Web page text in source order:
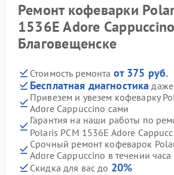
Ремонт кофеварки
1536E Adore
Благовещенске
Стоимость ремонта от 375 руб.
Бесплатная диагностика
Привезем и увезем кофеварку
Adore Cappuccino сами
Гарантия на наши работы по
Polaris PCM 1536E Adore
Срочный ремонт кофеварок
Adore Cappuccino в течении часа
Скидка для вас до 20%